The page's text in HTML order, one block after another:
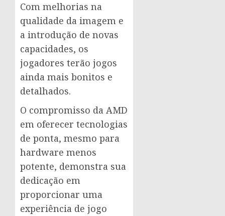
Com melhorias na
qualidade da imagem e
a introdução de novas
capacidades, os
jogadores terão jogos
ainda mais bonitos e
detalhados.
O compromisso da AMD
em oferecer tecnologias
de ponta, mesmo para
hardware menos
potente, demonstra sua
dedicação em
proporcionar uma
experiência de jogo